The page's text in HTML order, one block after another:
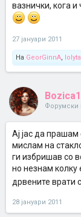
вазнички, кога
27 јануари 2011
На GeorGinnA,
Форумски
Ај јас да
мислам на
ги избришав со
но незнам колку
дрвените врати
28 јануари 2011